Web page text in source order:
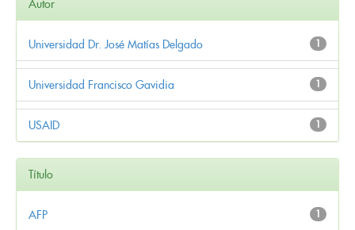
Autor
1
Universidad Dr. José Matías Delgado
1
Universidad Francisco Gavidia
1
USAID
Título
1
AFP